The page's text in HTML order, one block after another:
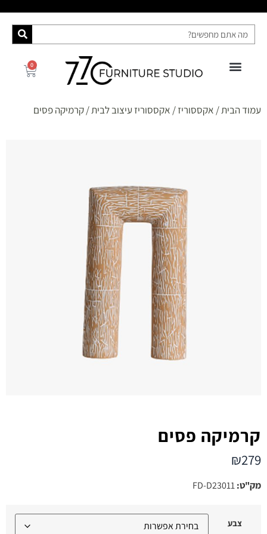
0
עמוד הבית/ אקססוריז/ אקססוריז עיצוב לבית/ קרמיקה פסים
קרמיקה פסים
₪279
מק"ט:FD-D23011
צבע